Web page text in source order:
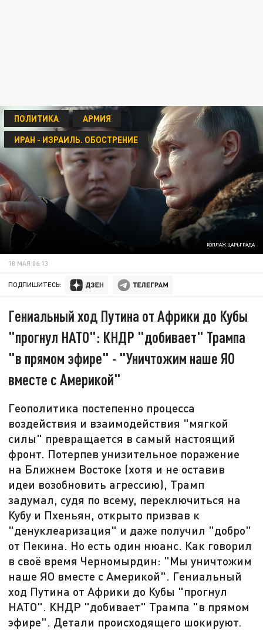
КОЛЛАЖ ЦАРЬГРАДА
ПОЛИТИКА
АРМИЯ
ИРАН - ИЗРАИЛЬ. ОБОСТРЕНИЕ
18 МАЯ 06:13
ПОДПИШИТЕСЬ:
Гениальный ход Путина от Африки до Кубы
"прогнул НАТО": КНДР "добивает" Трампа
"в прямом эфире" - "Уничтожим наше ЯО
вместе с Америкой"
Геополитика постепенно процесса
воздействия и взаимодействия "мягкой
силы" превращается в самый настоящий
фронт. Потерпев унизительное поражение
на Ближнем Востоке (хотя и не оставив
идеи возобновить агрессию), Трамп
задумал, судя по всему, переключиться на
Кубу и Пхеньян, открыто призвав к
"денуклеаризация" и даже получил "добро"
от Пекина. Но есть один нюанс. Как говорил
в своё время Черномырдин: "Мы уничтожим
наше ЯО вместе с Америкой". Гениальный
ход Путина от Африки до Кубы "прогнул
НАТО". КНДР "добивает" Трампа "в прямом
эфире". Детали происходящего шокируют.